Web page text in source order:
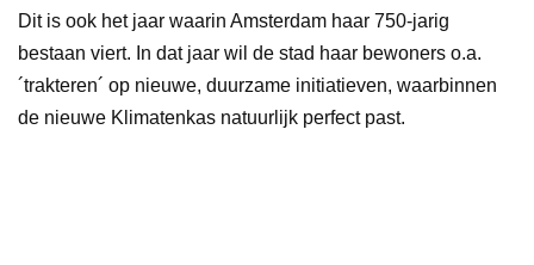
Dit is ook het jaar waarin Amsterdam haar 750-jarig
bestaan viert. In dat jaar wil de stad haar bewoners o.a.
´trakteren´ op nieuwe, duurzame initiatieven, waarbinnen
de nieuwe Klimatenkas natuurlijk perfect past.